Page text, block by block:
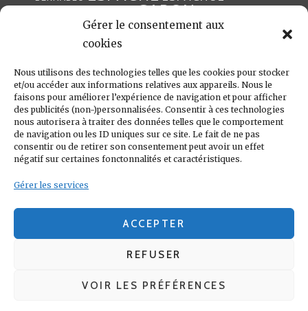
Gérer le consentement aux
cookies
Nous utilisons des technologies telles que les cookies pour stocker
et/ou accéder aux informations relatives aux appareils. Nous le
faisons pour améliorer l’expérience de navigation et pour afficher
des publicités (non-)personnalisées. Consentir à ces technologies
nous autorisera à traiter des données telles que le comportement
de navigation ou les ID uniques sur ce site. Le fait de ne pas
consentir ou de retirer son consentement peut avoir un effet
négatif sur certaines fonctonnalités et caractéristiques.
Gérer les services
ACCEPTER
REFUSER
VOIR LES PRÉFÉRENCES
GABON
JULEN LOPETEGUI KARIM BENZÉMA
LIGUE DES CHAMPIONS
MADRILÈNES MARCA MARCELO MERCATO
MERENGUE MERENGUES PORTUGAL PRESSE
PRESSE MADRILÈNEREALREAL
MADRID RONALDO SANTIAGO SOLARI
UEFA ZIDANE ZINÉDINE ZINÉDINE ZIDANE
LIENS UTILES
REAL MADRID
CONDITIONS GÉNÉRALES
POLITIQUE DE COOKIES (UE)